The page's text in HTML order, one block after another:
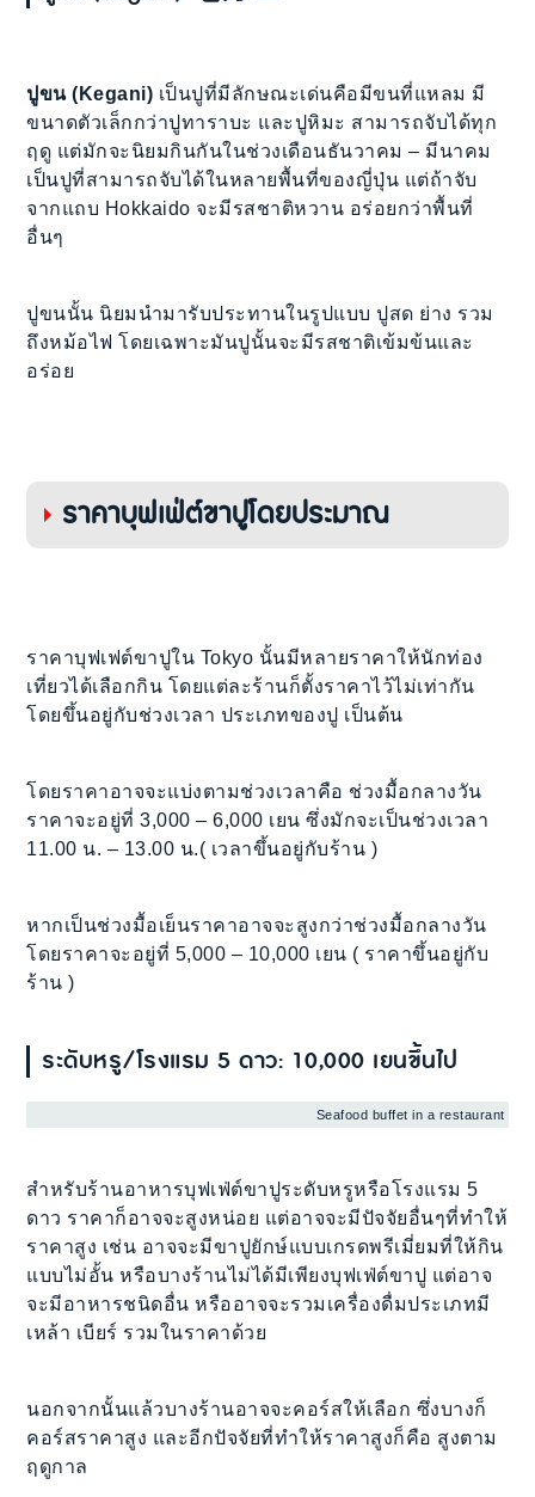
ปูขน (Kegani) เป็นปูที่มีลักษณะเด่นคือมีขนที่แหลม มี
ขนาดตัวเล็กกว่าปูทาราบะ และปูหิมะ สามารถจับได้ทุก
ฤดู แต่มักจะนิยมกินกันในช่วงเดือนธันวาคม – มีนาคม
เป็นปูที่สามารถจับได้ในหลายพื้นที่ของญี่ปุ่น แต่ถ้าจับ
จากแถบ Hokkaido จะมีรสชาติหวาน อร่อยกว่าพื้นที่
อื่นๆ
ปูขนนั้น นิยมนำมารับประทานในรูปแบบ ปูสด ย่าง รวม
ถึงหม้อไฟ โดยเฉพาะมันปูนั้นจะมีรสชาติเข้มข้นและ
อร่อย
ราคาบุฟเฟ่ต์ขาปูโดยประมาณ
ราคาบุฟเฟต์ขาปูใน Tokyo นั้นมีหลายราคาให้นักท่อง
เที่ยวได้เลือกกิน โดยแต่ละร้านก็ตั้งราคาไว้ไม่เท่ากัน
โดยขึ้นอยู่กับช่วงเวลา ประเภทของปู เป็นต้น
โดยราคาอาจจะแบ่งตามช่วงเวลาคือ ช่วงมื้อกลางวัน
ราคาจะอยู่ที่ 3,000 – 6,000 เยน ซึ่งมักจะเป็นช่วงเวลา
11.00 น. – 13.00 น.( เวลาขึ้นอยู่กับร้าน )
หากเป็นช่วงมื้อเย็นราคาอาจจะสูงกว่าช่วงมื้อกลางวัน
โดยราคาจะอยู่ที่ 5,000 – 10,000 เยน ( ราคาขึ้นอยู่กับ
ร้าน )
ระดับหรู/โรงแรม 5 ดาว: 10,000 เยนขึ้นไป
Seafood buffet in a restaurant
สำหรับร้านอาหารบุฟเฟ่ต์ขาปูระดับหรูหรือโรงแรม 5
ดาว ราคาก็อาจจะสูงหน่อย แต่อาจจะมีปัจจัยอื่นๆที่ทำให้
ราคาสูง เช่น อาจจะมีขาปูยักษ์แบบเกรดพรีเมี่ยมที่ให้กิน
แบบไม่อั้น หรือบางร้านไม่ได้มีเพียงบุฟเฟ่ต์ขาปู แต่อาจ
จะมีอาหารชนิดอื่น หรืออาจจะรวมเครื่องดื่มประเภทมี
เหล้า เบียร์ รวมในราคาด้วย
นอกจากนั้นแล้วบางร้านอาจจะคอร์สให้เลือก ซึ่งบางก็
คอร์สราคาสูง และอีกปัจจัยที่ทำให้ราคาสูงก็คือ สูงตาม
ฤดูกาล